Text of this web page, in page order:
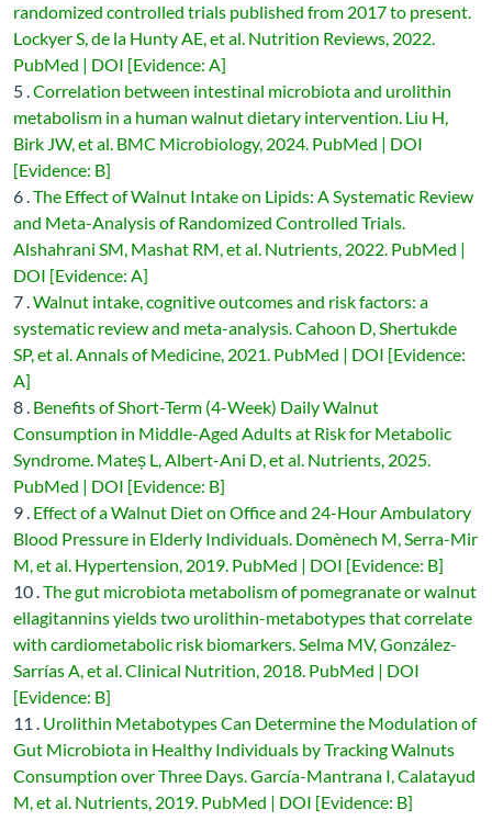
randomized controlled trials published from 2017 to present.
Lockyer S, de la Hunty AE, et al. Nutrition Reviews, 2022.
PubMed | DOI [Evidence: A]
5 .Correlation between intestinal microbiota and urolithin
metabolism in a human walnut dietary intervention. Liu H,
Birk JW, et al. BMC Microbiology, 2024. PubMed | DOI
[Evidence: B]
6 .The Effect of Walnut Intake on Lipids: A Systematic Review
and Meta-Analysis of Randomized Controlled Trials.
Alshahrani SM, Mashat RM, et al. Nutrients, 2022. PubMed |
DOI [Evidence: A]
7 .Walnut intake, cognitive outcomes and risk factors: a
systematic review and meta-analysis. Cahoon D, Shertukde
SP, et al. Annals of Medicine, 2021. PubMed | DOI [Evidence:
A]
8 . Benefits of Short-Term (4-Week) Daily Walnut
Consumption in Middle-Aged Adults at Risk for Metabolic
Syndrome. Mateș L, Albert-Ani D, et al. Nutrients, 2025.
PubMed | DOI [Evidence: B]
9 . Effect of a Walnut Diet on Office and 24-Hour Ambulatory
Blood Pressure in Elderly Individuals. Domènech M, Serra-Mir
M, et al. Hypertension, 2019. PubMed | DOI [Evidence: B]
10 .The gut microbiota metabolism of pomegranate or walnut
ellagitannins yields two urolithin-metabotypes that correlate
with cardiometabolic risk biomarkers. Selma MV, González-
Sarrías A, et al. Clinical Nutrition, 2018. PubMed | DOI
[Evidence: B]
11 . Urolithin Metabotypes Can Determine the Modulation of
Gut Microbiota in Healthy Individuals by Tracking Walnuts
Consumption over Three Days. García-Mantrana I, Calatayud
M, et al. Nutrients, 2019. PubMed | DOI [Evidence: B]